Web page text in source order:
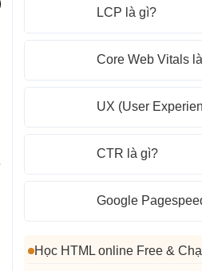
LCP là gì?
Core Web Vitals
UX (User
CTR là gì?
Google
Nhiêu Là Đủ?
Học HTML online Free &